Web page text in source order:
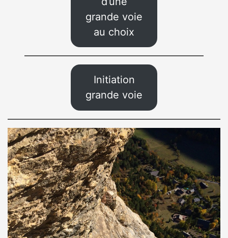
grande voie
au choix
Initiation
grande voie